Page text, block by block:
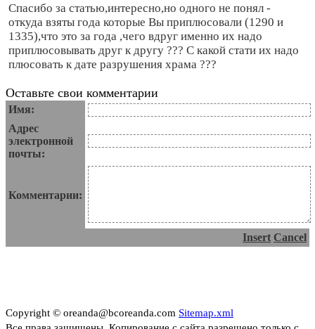
Спасибо за статью,интересно,но одного не понял -
откуда взяты года которые Вы приплюсовали (1290 и
1335),что это за года ,чего вдруг именно их надо
приплюсовывать друг к другу ??? С какой стати их надо
плюсовать к дате разрушения храма ???
Оставьте свои комментарии
Имя:
Адрес
электронной
почты:
Комментарии:
Insert Cancel
Copyright © oreanda@bcoreanda.com Sitemap.xml